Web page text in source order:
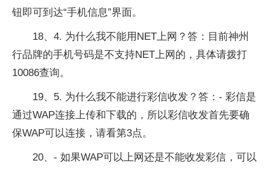
钮即可到达“手机信息”界面。
18、4. 为什么我不能用NET上网？答：目前神州
行品牌的手机号码是不支持NET上网的，具体请拨打
10086查询。
19、5. 为什么我不能进行彩信收发？答：- 彩信是
通过WAP连接上传和下载的，所以彩信收发首先要确
保WAP可以连接，请看第3点。
20、- 如果WAP可以上网还是不能收发彩信，可以